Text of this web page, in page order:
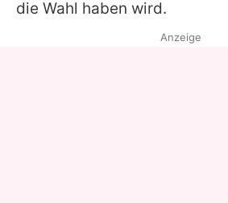
die Wahl haben wird.
Anzeige